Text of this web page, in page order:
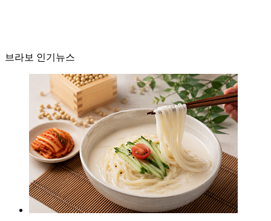
브라보 인기뉴스